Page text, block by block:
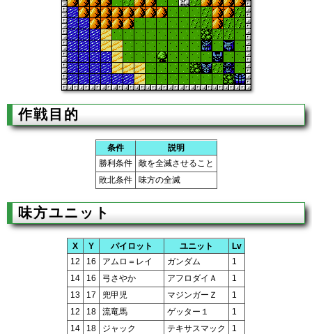
作戦目的
条件
説明
勝利条件
敵を全滅させること
敗北条件
味方の全滅
味方ユニット
X Y パイロット ユニット
Lv
12
16 アムロ＝レイ ガンダム
1
14
16 弓さやか アフロダイＡ
1
13
17 兜甲児 マジンガーＺ
1
12
18 流竜馬 ゲッター１
1
14
18 ジャック テキサスマック
1